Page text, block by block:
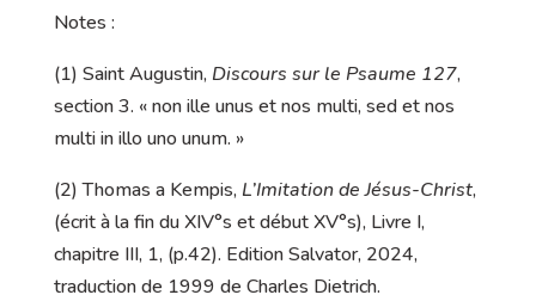
Notes :
(1) Saint Augustin,Discours sur le Psaume 127,
section 3. « non ille unus et nos multi, sed et nos
multi in illo uno unum. »
(2) Thomas a Kempis, L’Imitation de Jésus-Christ,
(écrit à la fin du XIV°s et début XV°s), Livre I,
chapitre III, 1, (p.42). Edition Salvator, 2024,
traduction de 1999 de Charles Dietrich.